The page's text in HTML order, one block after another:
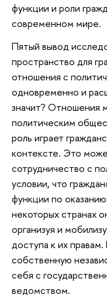
функции и роли
современном мире.
Пятый вывод
пространство для
отношения с
одновременно и
значит? Отношения
политическим
роль играет
контексте. Это
сотрудничество с
условии, что
функции по
некоторых странах
организуя и
доступа к их
собственную
себя с
ведомством.